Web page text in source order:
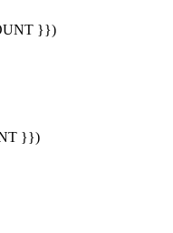
}})
}})